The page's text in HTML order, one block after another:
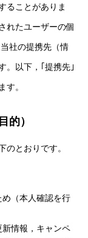
ることがありま
れたユーザーの個
社の提携先（情
。以下，｢提携先｣
す。
的）
のとおりです。
（本人確認を行
情報，キャンペ